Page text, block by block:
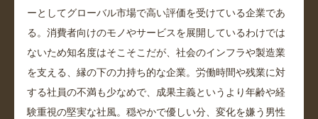
ーとしてグローバル市場で高い評価を受けている企業であ
る。消費者向けのモノやサービスを展開しているわけでは
ないため知名度はそこそこだが、社会のインフラや製造業
を支える、縁の下の力持ち的な企業。労働時間や残業に対
する社員の不満も少なめで、成果主義というより年齢や経
験重視の堅実な社風。穏やかで優しい分、変化を嫌う男性